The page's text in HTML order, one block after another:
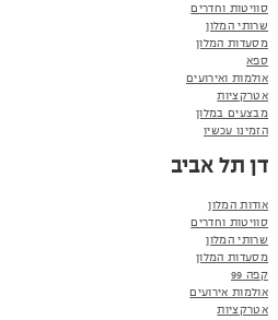
סוויטות וחדרים
שרותי המלון
מסעדות המלון
ספא
אולמות ואירועים
אטרקציות
מבצעים במלון
הזמינו עכשיו
דן תל אביב
אודות המלון
סוויטות וחדרים
שרותי המלון
מסעדות המלון
קפה 99
אולמות אירועים
אטרקציות